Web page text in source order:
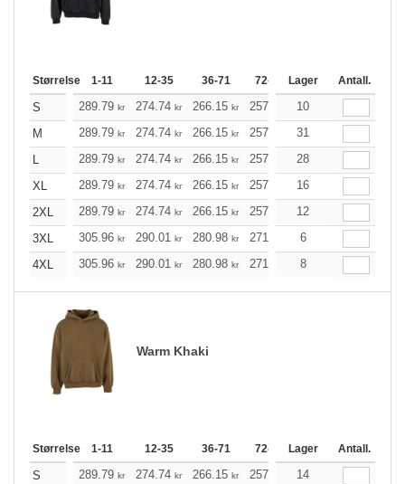
Størrelse 1-11 12-35 36-71 72-143 144-287
Lager Antall.
S 289.79 kr 274.74 kr 266.15 kr 257.57 244.74
10
M
289.79 kr 274.74 kr 266.15 kr 257.57 244.74
31
L
289.79 kr 274.74 kr 266.15 kr 257.57 244.74
28
XL
289.79 kr 274.74 kr 266.15 kr 257.57 244.74
16
2XL
289.79 kr 274.74 kr 266.15 kr 257.57 244.74
12
3XL
305.96 kr 290.01 kr 280.98 kr 271.95
6
4XL
305.96 kr 290.01 kr 280.98 kr 271.95 8
Warm Khaki
Størrelse 1-11 12-35 36-71 72-143 144-287
Lager Antall.
S 289.79 kr 274.74 kr 266.15 kr 257.57 244.74
14